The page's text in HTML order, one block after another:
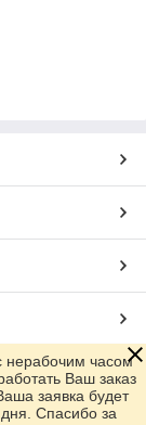
нерабочим часом
Ваш заказ
заявка будет
Спасибо за